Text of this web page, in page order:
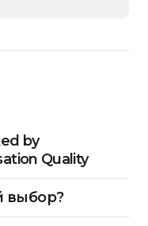
by
Quality
выбор?